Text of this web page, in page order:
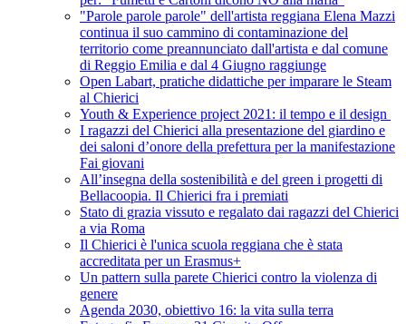
"Parole parole parole" dell'artista reggiana Elena Mazzi
continua il suo cammino di contaminazione del
territorio come preannunciato dall'artista e dal comune
di Reggio Emilia e dal 4 Giugno raggiunge
Open Labart, pratiche didattiche per imparare le Steam
al Chierici
Youth & Experience project 2021: il tempo e il design
I ragazzi del Chierici alla presentazione del giardino e
dei saloni d’onore della prefettura per la manifestazione
Fai giovani
All’insegna della sostenibilità e del green i progetti di
Bellacoopia. Il Chierici fra i premiati
Stato di grazia vissuto e regalato dai ragazzi del Chierici
a via Roma
Il Chierici è l'unica scuola reggiana che è stata
accreditata per un Erasmus+
Un pattern sulla parete Chierici contro la violenza di
genere
Agenda 2030, obiettivo 16: la vita sulla terra